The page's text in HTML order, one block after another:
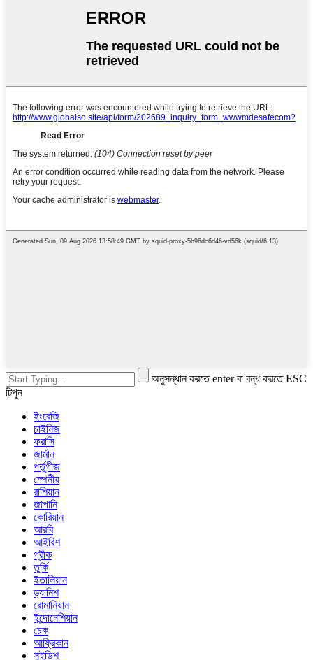
অনুসন্ধান করতে enter বা বন্ধ করতে ESC
টিপুন
ইংরেজি
চাইনিজ
ফরাসি
জার্মান
পর্তুগীজ
স্পেনীয়
রাশিয়ান
জাপানি
কোরিয়ান
আরবি
আইরিশ
গ্রীক
তুর্কি
ইতালিয়ান
ড্যানিশ
রোমানিয়ান
ইন্দোনেশিয়ান
চেক
আফ্রিকান
সুইডিশ